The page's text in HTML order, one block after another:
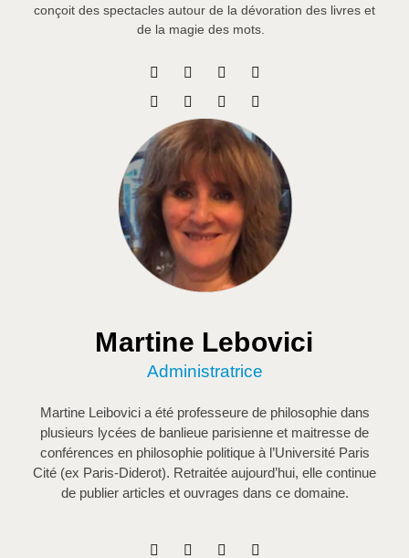
conçoit des spectacles autour de la dévoration des livres et
de la magie des mots.
Martine Lebovici
Administratrice
Martine Leibovici a été professeure de philosophie dans
plusieurs lycées de banlieue parisienne et maitresse de
conférences en philosophie politique à l’Université Paris
Cité (ex Paris-Diderot). Retraitée aujourd’hui, elle continue
de publier articles et ouvrages dans ce domaine.